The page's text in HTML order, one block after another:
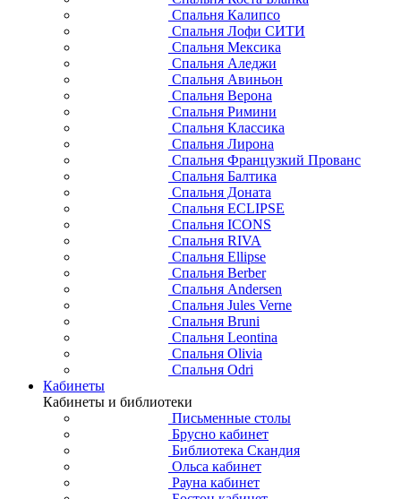
Спальня Калипсо
Спальня Лофи СИТИ
Спальня Мексика
Спальня Аледжи
Спальня Авиньон
Спальня Верона
Спальня Римини
Спальня Классика
Спальня Лирона
Спальня Французкий Прованс
Спальня Балтика
Спальня Доната
Спальня ECLIPSE
Спальня ICONS
Спальня RIVA
Спальня Ellipse
Спальня Berber
Спальня Andersen
Спальня Jules Verne
Спальня Bruni
Спальня Leontina
Спальня Olivia
Спальня Odri
Кабинеты
Кабинеты и библиотеки
Письменные столы
Брусно кабинет
Библиотека Скандия
Ольса кабинет
Рауна кабинет